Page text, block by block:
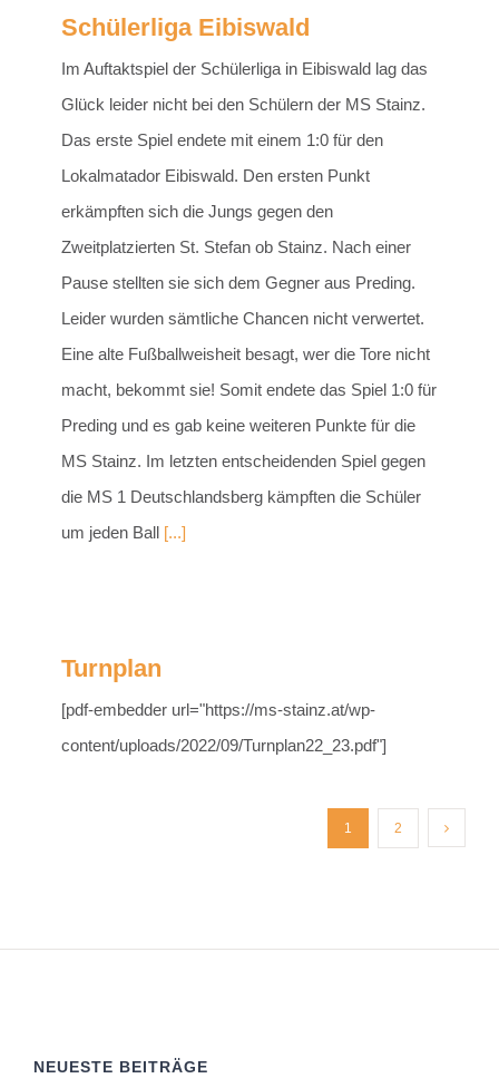
Schülerliga Eibiswald
Im Auftaktspiel der Schülerliga in Eibiswald lag das
Glück leider nicht bei den Schülern der MS Stainz.
Das erste Spiel endete mit einem 1:0 für den
Lokalmatador Eibiswald. Den ersten Punkt
erkämpften sich die Jungs gegen den
Zweitplatzierten St. Stefan ob Stainz. Nach einer
Pause stellten sie sich dem Gegner aus Preding.
Leider wurden sämtliche Chancen nicht verwertet.
Eine alte Fußballweisheit besagt, wer die Tore nicht
macht, bekommt sie! Somit endete das Spiel 1:0 für
Preding und es gab keine weiteren Punkte für die
MS Stainz. Im letzten entscheidenden Spiel gegen
die MS 1 Deutschlandsberg kämpften die Schüler
um jeden Ball [...]
Turnplan
[pdf-embedder url="https://ms-stainz.at/wp-
content/uploads/2022/09/Turnplan22_23.pdf"]
1 2
NEUESTE BEITRÄGE